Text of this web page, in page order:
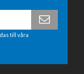
till våra